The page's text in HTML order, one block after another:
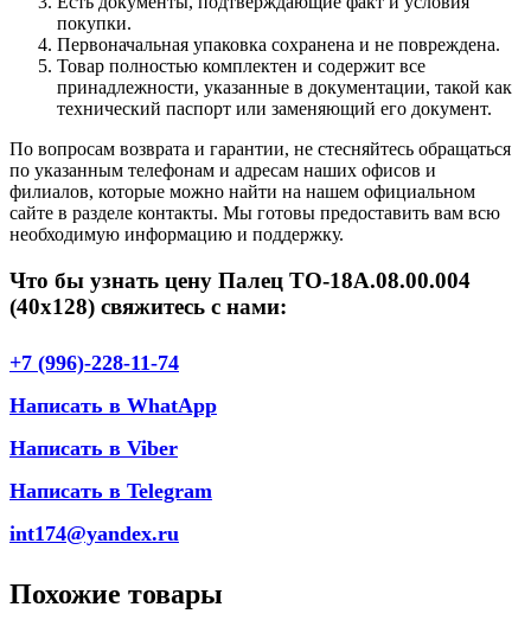
покупки.
Первоначальная упаковка сохранена и не повреждена.
Товар полностью комплектен и содержит все
принадлежности, указанные в документации, такой как
технический паспорт или заменяющий его документ.
По вопросам возврата и гарантии, не стесняйтесь обращаться
по указанным телефонам и адресам наших офисов и
филиалов, которые можно найти на нашем официальном
сайте в разделе контакты. Мы готовы предоставить вам всю
необходимую информацию и поддержку.
Что бы узнать цену Палец ТО-18А.08.00.004
(40х128) свяжитесь с нами:
+7 (996)-228-11-74
Написать в WhatApp
Написать в Viber
Написать в Telegram
int174@yandex.ru
Похожие товары